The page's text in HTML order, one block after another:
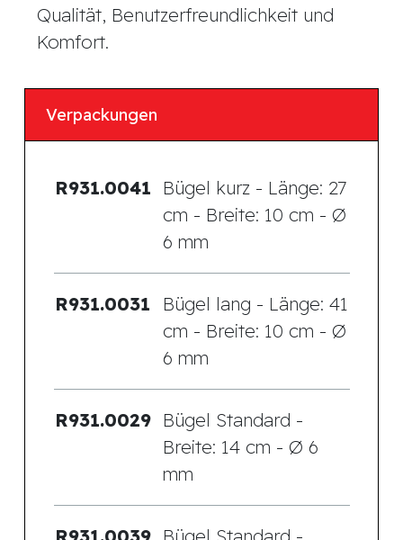
Qualität, Benutzerfreundlichkeit und
Komfort.
Verpackungen
R931.0041 Bügel kurz - Länge: 27
cm - Breite: 10 cm - Ø
6 mm
R931.0031
Bügel lang - Länge: 41
cm - Breite: 10 cm - Ø
6 mm
R931.0029 Bügel Standard -
Breite: 14 cm - Ø 6
mm